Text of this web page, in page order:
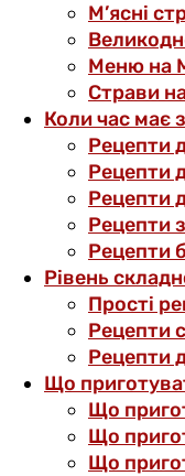
М’ясні
Меню на
Страви
Коли час має
Рецепти
Рецепти
Рецепти
Рецепти
Рецепти
Рівень
Прості
Рецепти
Рецепти
Що
Що
Що
Що